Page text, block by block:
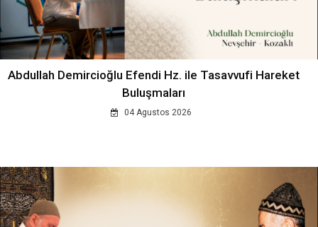
Abdullah Demircioğlu Efendi Hz. ile Tasavvufi Hareket
Buluşmaları
04 Agustos 2026